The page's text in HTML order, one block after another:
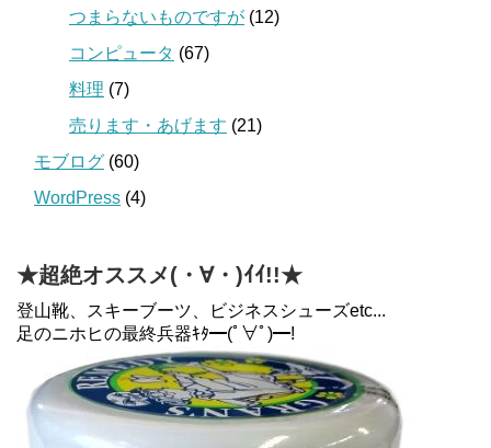
つまらないものですが (12)
コンピュータ (67)
料理 (7)
売ります・あげます (21)
モブログ (60)
WordPress (4)
★超絶オススメ(・∀・)ｲｲ!!★
登山靴、スキーブーツ、ビジネスシューズetc...
足のニホヒの最終兵器ｷﾀ━(ﾟ∀ﾟ)━!